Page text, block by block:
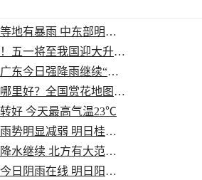
广东福建等地有暴雨 中东部明起大升...
火热升级！五一将至我国迎大升温 多...
雨哗哗！广东今日强降雨继续“控场”...
五一赏花哪里好？全国赏花地图助你寻...
好 今天最高气温23℃
广西今日雨势明显减弱 明日桂南桂西...
华南江南降水继续 北方有大范围沙尘
浙江大部今日阴雨在线 明日阳光又“...